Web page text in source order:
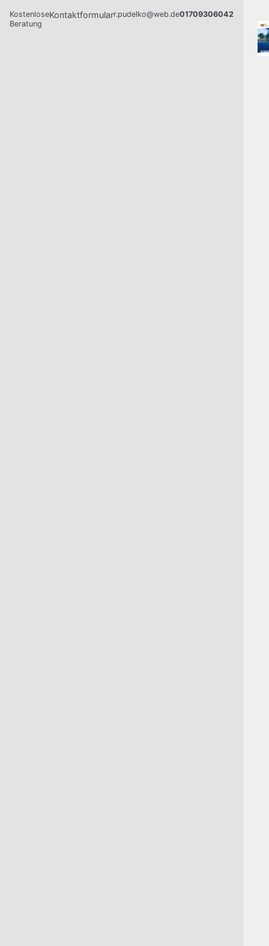
Kostenlose
Beratung
Kontaktformularr.pudelko@web.de01709306042